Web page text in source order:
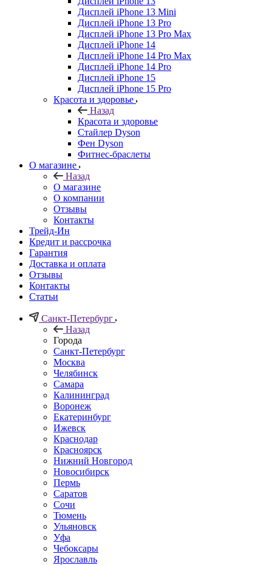
Дисплей iPhone 13 Mini
Дисплей iPhone 13 Pro
Дисплей iPhone 13 Pro Max
Дисплей iPhone 14
Дисплей iPhone 14 Pro Max
Дисплей iPhone 14 Pro
Дисплей iPhone 15
Дисплей iPhone 15 Pro
Красота и здоровье
Назад
Красота и здоровье
Стайлер Dyson
Фен Dyson
Фитнес-браслеты
О магазине
Назад
О магазине
О компании
Отзывы
Контакты
Трейд-Ин
Кредит и рассрочка
Гарантия
Доставка и оплата
Отзывы
Контакты
Статьи
Санкт-Петербург
Назад
Города
Санкт-Петербург
Москва
Челябинск
Самара
Калининград
Воронеж
Екатеринбург
Ижевск
Краснодар
Красноярск
Нижний Новгород
Новосибирск
Пермь
Саратов
Сочи
Тюмень
Ульяновск
Уфа
Чебоксары
Ярославль